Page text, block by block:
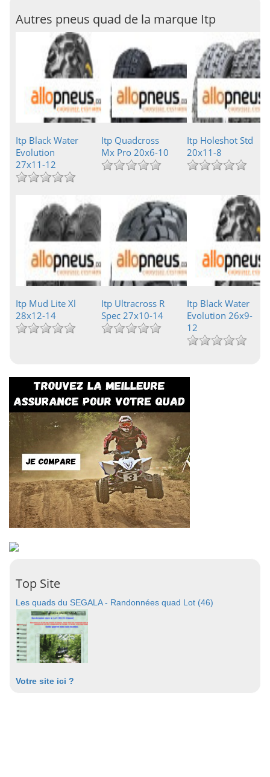
Autres pneus quad de la marque Itp
Itp Black Water
Evolution
27x11-12
Itp Quadcross
Mx Pro 20x6-10
Itp Holeshot Std
20x11-8
Itp Mud Lite Xl
28x12-14
Itp Ultracross R
Spec 27x10-14
Itp Black Water
Evolution 26x9-
12
Top Site
Les quads du SEGALA - Randonnées quad Lot (46)
Votre site ici ?